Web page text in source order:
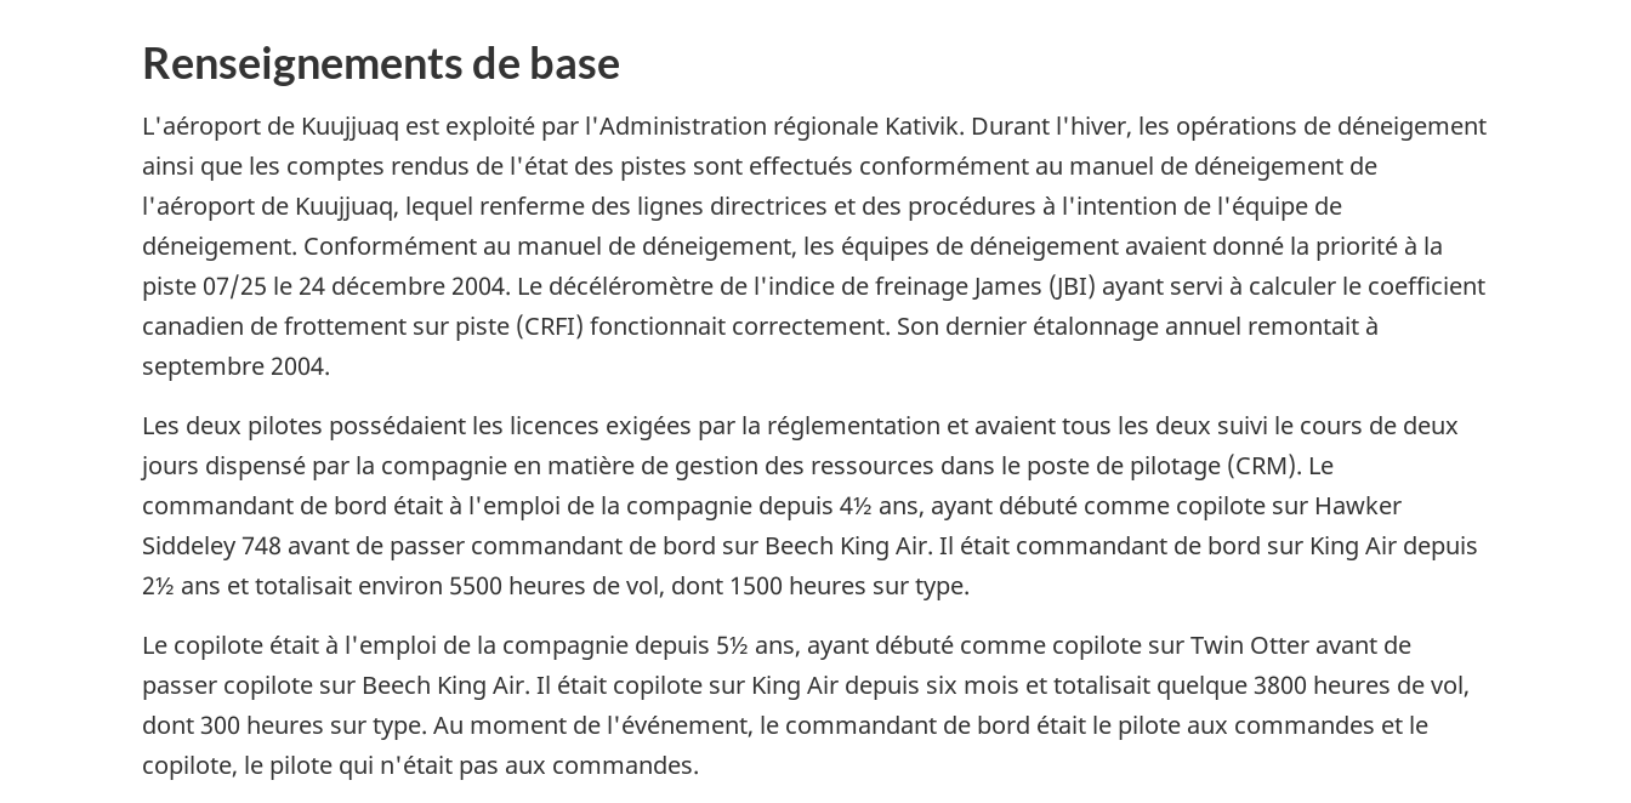
Renseignements de base
L'aéroport de Kuujjuaq est exploité par l'Administration régionale Kativik. Durant l'hiver, les opérations de déneigement
ainsi que les comptes rendus de l'état des pistes sont effectués conformément au manuel de déneigement de
l'aéroport de Kuujjuaq, lequel renferme des lignes directrices et des procédures à l'intention de l'équipe de
déneigement. Conformément au manuel de déneigement, les équipes de déneigement avaient donné la priorité à la
piste 07/25 le 24 décembre 2004. Le décéléromètre de l'indice de freinage James (JBI) ayant servi à calculer le coefficient
canadien de frottement sur piste (CRFI) fonctionnait correctement. Son dernier étalonnage annuel remontait à
septembre 2004.
Les deux pilotes possédaient les licences exigées par la réglementation et avaient tous les deux suivi le cours de deux
jours dispensé par la compagnie en matière de gestion des ressources dans le poste de pilotage (CRM). Le
commandant de bord était à l'emploi de la compagnie depuis 4½ ans, ayant débuté comme copilote sur Hawker
Siddeley 748 avant de passer commandant de bord sur Beech King Air. Il était commandant de bord sur King Air depuis
2½ ans et totalisait environ 5500 heures de vol, dont 1500 heures sur type.
Le copilote était à l'emploi de la compagnie depuis 5½ ans, ayant débuté comme copilote sur Twin Otter avant de
passer copilote sur Beech King Air. Il était copilote sur King Air depuis six mois et totalisait quelque 3800 heures de vol,
dont 300 heures sur type. Au moment de l'événement, le commandant de bord était le pilote aux commandes et le
copilote, le pilote qui n'était pas aux commandes.